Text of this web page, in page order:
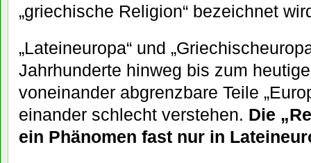
„griechische Religion“ bezeichnet
„Lateineuropa“ und
Jahrhunderte hinweg bis zum
voneinander abgrenzbare Teile
einander schlecht verstehen. Die
ein Phänomen fast nur in